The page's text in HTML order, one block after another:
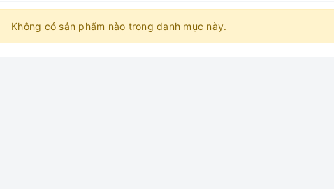
Không có sản phẩm nào trong danh mục này.